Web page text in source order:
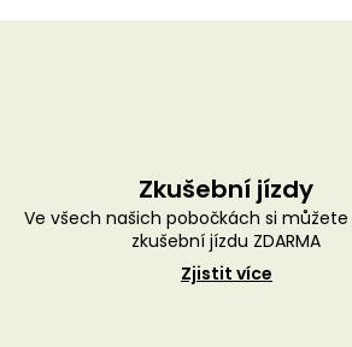
Zkušební jízdy
Ve všech našich pobočkách si
zkušební jízdu ZDARMA
Zjistit více